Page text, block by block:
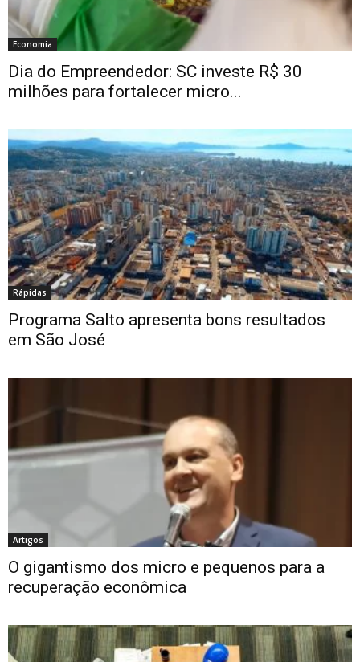
Economia
Dia do Empreendedor: SC investe R$ 30
milhões para fortalecer micro...
Rápidas
Programa Salto apresenta bons resultados
em São José
Artigos
O gigantismo dos micro e pequenos para a
recuperação econômica